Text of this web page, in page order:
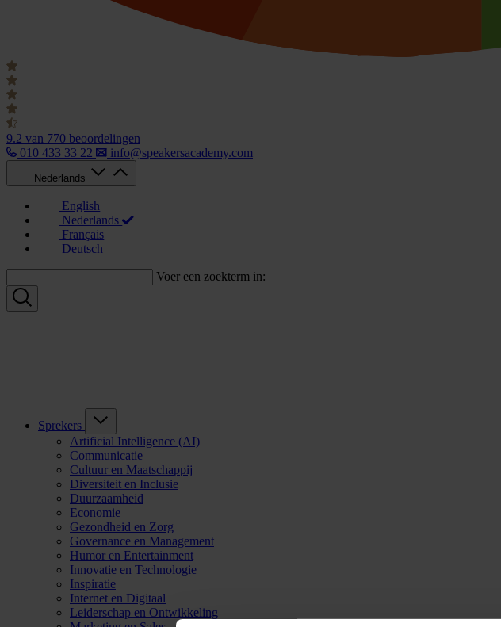
9.2 van 770 beoordelingen
010 433 33 22
info@speakersacademy.com
Nederlands
English
Nederlands
Français
Deutsch
Voer een zoekterm in:
Sprekers
Artificial Intelligence (AI)
Communicatie
Cultuur en Maatschappij
Diversiteit en Inclusie
Duurzaamheid
Economie
Gezondheid en Zorg
Governance en Management
Humor en Entertainment
Innovatie en Technologie
Inspiratie
Internet en Digitaal
Leiderschap en Ontwikkeling